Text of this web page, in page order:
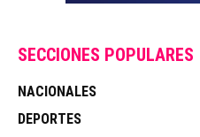
SECCIONES POPULARES
NACIONALES
DEPORTES